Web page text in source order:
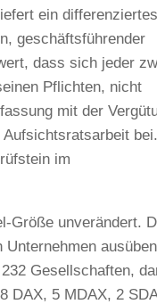
ein differenziertes
geschäftsführender
dass sich jeder
Pflichten, nicht
mit der
im
Größe unverändert.
Gesellschaften,
DAX, 5 MDAX, 2